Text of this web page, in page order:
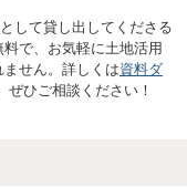
して貸し出してくださる
で、お気軽に土地活用
せん。詳しくは資料ダ
ぜひご相談ください！